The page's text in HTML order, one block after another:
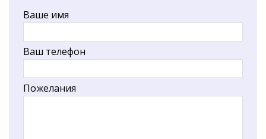
Ваше имя
Ваш телефон
Пожелания